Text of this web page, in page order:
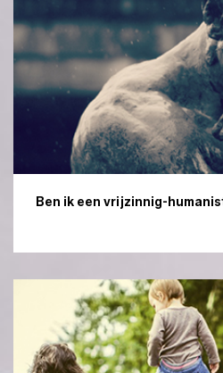
Ben ik een vrijzinnig-